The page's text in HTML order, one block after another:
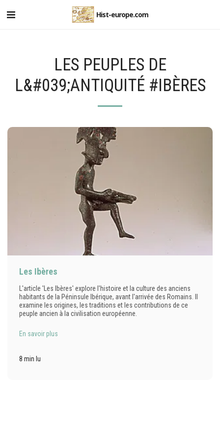
Hist-europe.com
LES PEUPLES DE
L&#039;ANTIQUITÉ #IBÈRES
Les Ibères
L'article 'Les Ibères' explore l'histoire et la culture des anciens
habitants de la Péninsule Ibérique, avant l'arrivée des Romains. Il
examine les origines, les traditions et les contributions de ce
peuple ancien à la civilisation européenne.
En savoir plus
8 min lu